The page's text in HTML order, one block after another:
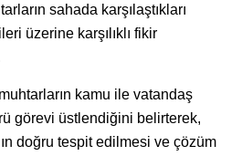
sahada karşılaştıkları
üzerine karşılıklı fikir
kamu ile vatandaş
görevi üstlendiğini belirterek,
doğru tespit edilmesi ve çözüm